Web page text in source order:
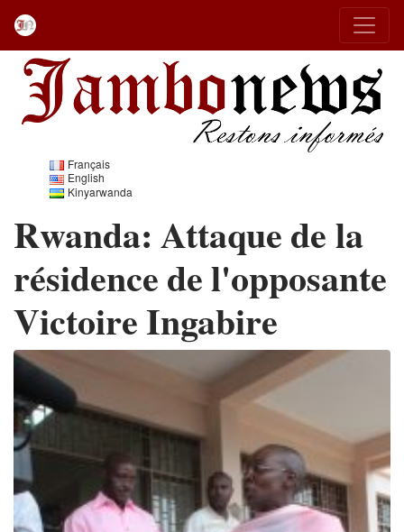
Français
English
Kinyarwanda
Rwanda: Attaque de la
résidence de l'opposante
Victoire Ingabire